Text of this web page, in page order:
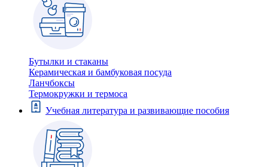
Бутылки и стаканы
Керамическая и бамбуковая посуда
Ланчбоксы
Термокружки и термоса
Учебная литература и развивающие пособия